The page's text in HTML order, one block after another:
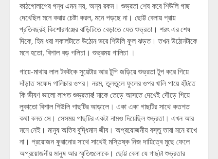
কাঠগোলাপের গন্ধ এমন নয়, অন্য রকম। শুভ্রতা শেষ কবে শিউলি গাছ
দেখেছিল মনে করার চেষ্টা করল, মনে পড়ছে না। ছোট্ট বেলায় প্রায়
প্রতিবছরই কিশোরগঞ্জের বাড়িটিতে বেড়াতে যেত শুভ্রতা। শরৎ এর শেষ
দিকে, হিম ধরা সকালটাতে উঠোন ভরে শিউলি ফুল ঝড়ত। তখন উঠোনটাকে
মনে হতো, বিশাল বড় গলিচা। শুভ্রময় গালিচা ।
গায়ে-মাথায় লাল টকটকে সুয়েটার আর টুপি জড়িয়ে শুভ্রতা টুপ করে গিয়ে
দাঁড়াত সফেদ গালিচার ওপর। নরম, তুলতুলে ফুলের ওপর খালি পায়ে হাঁটতে
কি ভীষণ ভালো লাগত শুভ্রতার! মাকে তেড়ে আসতে দেখেই দৌড়ে গিয়ে
লুকাতো বিশাল শিউলি গাছটির আড়ালে। একা একা গাছটির সাথে কতশত
কথা বলত সে। সেসময় গাছটির একটা নামও দিয়েছিল শুভ্রতা। এখন আর
মনে নেই। মানুষ অতিব বুদ্ধিমান জীব। অপ্রয়োজনীয় বস্তু তারা মনে রাখে
না। প্রয়োজন ফুরানোর সাথে সাথেই মস্তিষ্ক নিজ দায়িত্বে মুছে ফেলে
অপ্রয়োজনীয় মানুষ আর স্মৃতিগুলোকে। ছোট্ট বেলা যে গাছটা শুভ্রতার